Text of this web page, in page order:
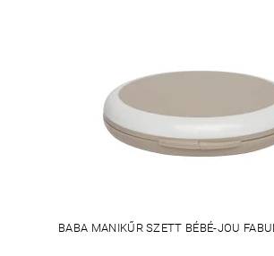
BABA MANIKŰR SZETT BÉBÉ-JOU